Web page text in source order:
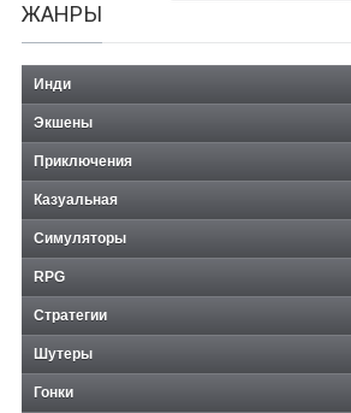
ЖАНРЫ
Инди
Экшены
Приключения
Казуальная
Симуляторы
RPG
Стратегии
Шутеры
Гонки